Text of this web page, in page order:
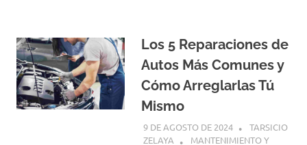
Los 5 Reparaciones de
Autos Más Comunes y
Cómo Arreglarlas Tú
Mismo
9 DE AGOSTO DE 2024
TARSICIO
ZELAYA
MANTENIMIENTO Y